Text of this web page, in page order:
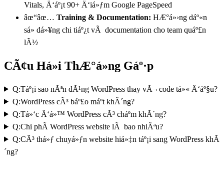
Vitals, Ä‘áº¡t 90+ Ä‘iá»ƒm Google PageSpeed
âœ“âœ… Training & Documentation: HÆ°á»›ng dáº«n
sá»­ dá»¥ng chi tiáº¿t vÃ documentation cho team quáº£n
lÃ½
CÃ¢u Há»i ThÆ°á»ng Gáº·p
Q:Táº¡i sao nÃªn dÃ¹ng WordPress thay vÃ¬ code tá»« Ä‘áº§u?
Q:WordPress cÃ³ báº£o máº­t khÃ´ng?
Q:Tá»‘c Ä‘á»™ WordPress cÃ³ cháº­m khÃ´ng?
Q:Chi phÃ­ WordPress website lÃ bao nhiÃªu?
Q:CÃ³ thá»ƒ chuyá»ƒn website hiá»‡n táº¡i sang WordPress khÃ
´ng?